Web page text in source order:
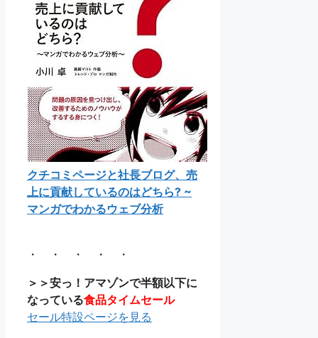
クチコミページと社長ブログ、売
上に貢献しているのはどちら? ~
マンガでわかるウェブ分析
・ ・ ・ ・ ・
＞＞安っ！アマゾンで半額以下に
なっている食品タイムセール
セール特設ページを見る